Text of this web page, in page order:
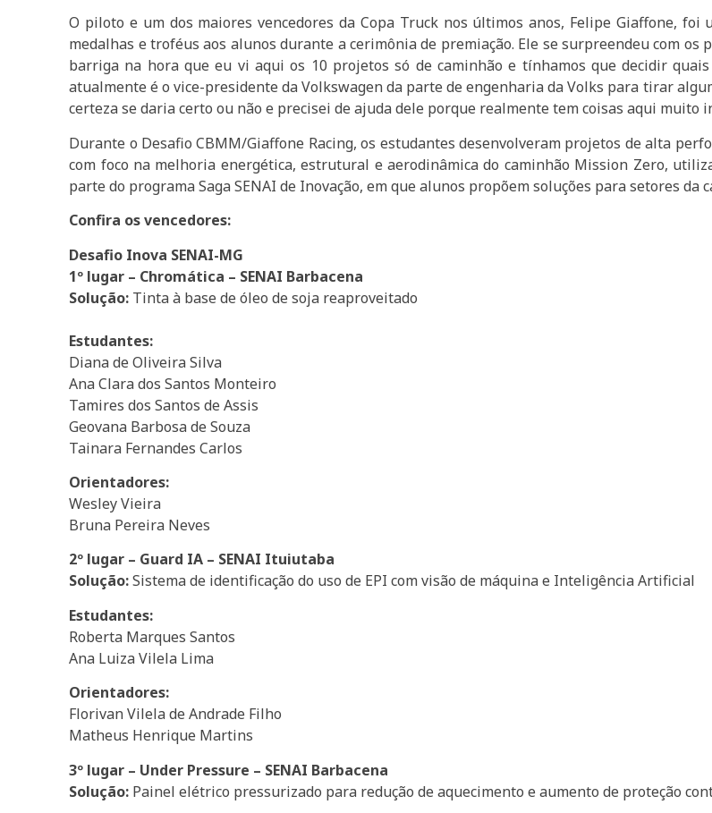
O piloto e um dos maiores vencedores da Copa Truck nos últimos anos, Felipe Giaffone,
medalhas e troféus aos alunos durante a cerimônia de premiação. Ele se surpreendeu com
barriga na hora que eu vi aqui os 10 projetos só de caminhão e tínhamos que decidir
atualmente é o vice-presidente da Volkswagen da parte de engenharia da Volks para tirar
certeza se daria certo ou não e precisei de ajuda dele porque realmente tem coisas aqui muito
Durante o Desafio CBMM/Giaffone Racing, os estudantes desenvolveram projetos de alta
com foco na melhoria energética, estrutural e aerodinâmica do caminhão Mission Zero,
parte do programa Saga SENAI de Inovação, em que alunos propõem soluções para setores da
Confira os vencedores:
Desafio Inova SENAI-MG
1º lugar – Chromática – SENAI Barbacena
Solução: Tinta à base de óleo de soja reaproveitado
Estudantes:
Diana de Oliveira Silva
Ana Clara dos Santos Monteiro
Tamires dos Santos de Assis
Geovana Barbosa de Souza
Tainara Fernandes Carlos
Orientadores:
Wesley Vieira
Bruna Pereira Neves
2º lugar – Guard IA – SENAI Ituiutaba
Solução:Sistema de identificação do uso de EPI com visão de máquina e Inteligência Artificial
Estudantes:
Roberta Marques Santos
Ana Luiza Vilela Lima
Orientadores:
Florivan Vilela de Andrade Filho
Matheus Henrique Martins
3º lugar – Under Pressure – SENAI Barbacena
Solução: Painel elétrico pressurizado para redução de aquecimento e aumento de proteção